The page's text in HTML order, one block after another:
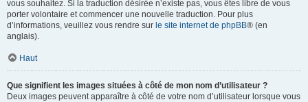
vous souhaitez. Si la traduction désirée n’existe pas, vous êtes libre de vous
porter volontaire et commencer une nouvelle traduction. Pour plus
d’informations, veuillez vous rendre sur le site internet de phpBB® (en
anglais).
Haut
Que signifient les images situées à côté de mon nom d’utilisateur ?
Deux images peuvent apparaître à côté de votre nom d’utilisateur lorsque vous